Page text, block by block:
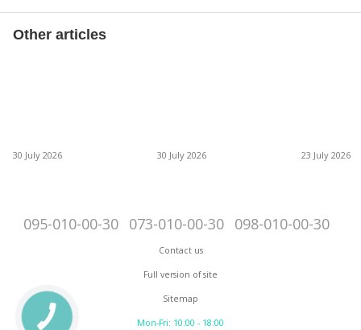
Other articles
30 July 2026 30 July 2026 23 July 2026
095-010-00-30 073-010-00-30 098-010-00-30
Contact us
Full version of site
Sitemap
Mon-Fri: 10:00 - 18:00